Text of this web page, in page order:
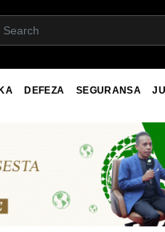
DEFEZA SEGURANSA